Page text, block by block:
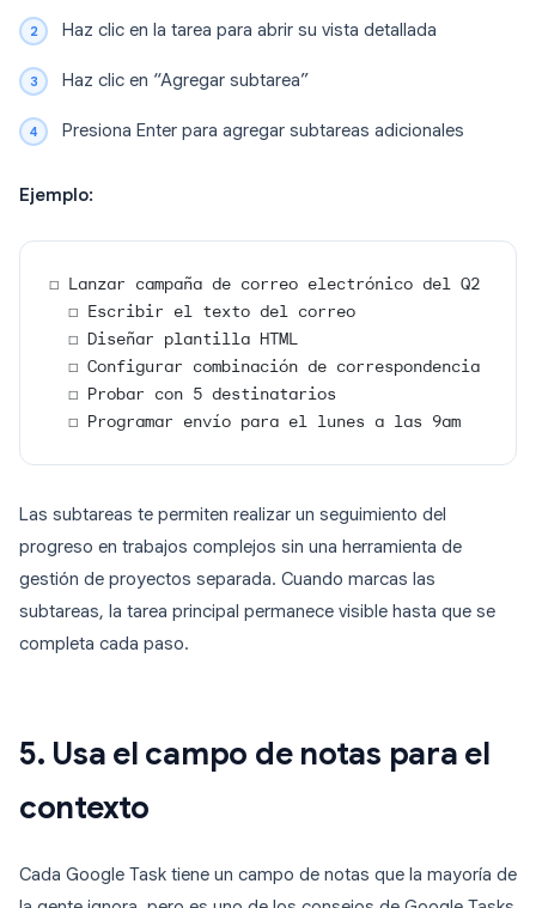
Haz clic en la tarea para abrir su vista detallada
Haz clic en “Agregar subtarea”
Presiona Enter para agregar subtareas adicionales
Ejemplo:
☐ Lanzar campaña de correo electrónico del Q2
  ☐ Escribir el texto del correo
  ☐ Diseñar plantilla HTML
  ☐ Configurar combinación de correspondencia
  ☐ Probar con 5 destinatarios
  ☐ Programar envío para el lunes a las 9am
Las subtareas te permiten realizar un seguimiento del
progreso en trabajos complejos sin una herramienta de
gestión de proyectos separada. Cuando marcas las
subtareas, la tarea principal permanece visible hasta que se
completa cada paso.
5. Usa el campo de notas para el
contexto
Cada Google Task tiene un campo de notas que la mayoría de